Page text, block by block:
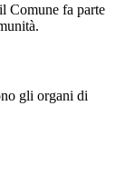
Comune fa parte
gli organi di